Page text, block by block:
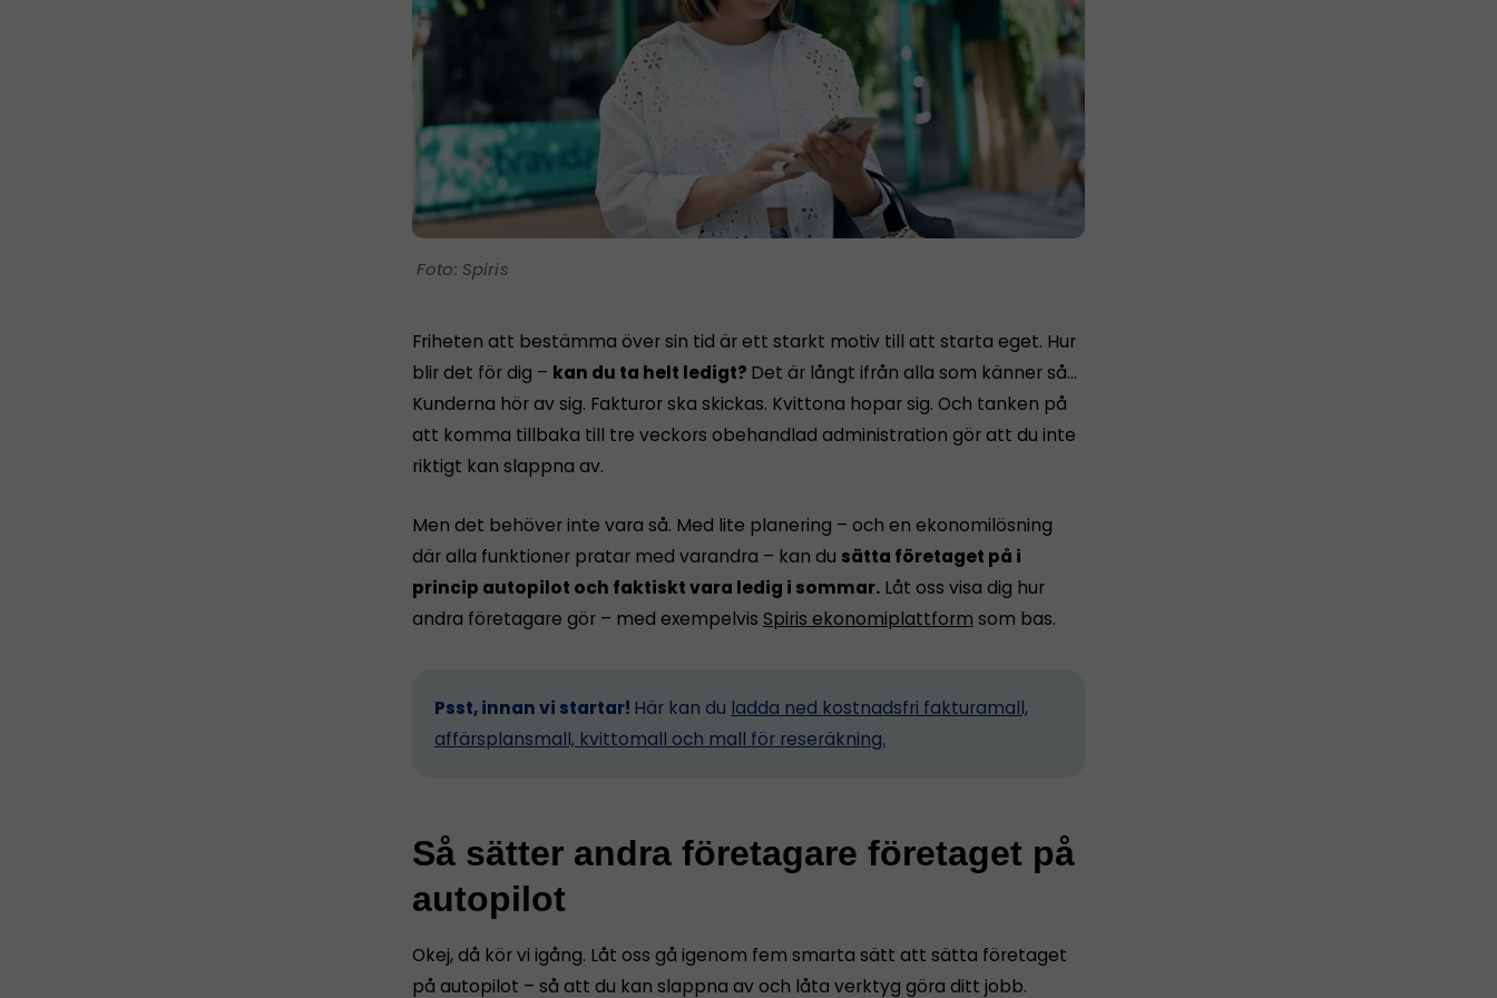
Spiris
Friheten att bestämma över sin tid är ett starkt motiv till att starta eget. Hur
blir det för dig – kan du ta helt ledigt? Det är långt ifrån alla som känner så…
Kunderna hör av sig. Fakturor ska skickas. Kvittona hopar sig. Och tanken på
att komma tillbaka till tre veckors obehandlad administration gör att du inte
riktigt kan slappna av.
Men det behöver inte vara så. Med lite planering – och en ekonomilösning
där alla funktioner pratar med varandra – kan du sätta företaget på i
princip autopilot och faktiskt vara ledig i sommar. Låt oss visa dig hur
andra företagare gör – med exempelvis Spiris ekonomiplattform som bas.
Psst, innan vi startar! Här kan du ladda ned kostnadsfri fakturamall,
affärsplansmall, kvittomall och mall för reseräkning.
Så sätter andra företagare företaget på
autopilot
Okej, då kör vi igång. Låt oss gå igenom fem smarta sätt att sätta företaget
på autopilot – så att du kan slappna av och låta verktyg göra ditt jobb.